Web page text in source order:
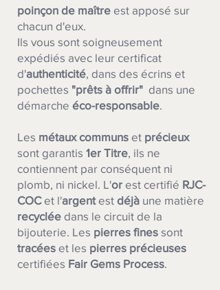
poinçon de maître est apposé sur
chacun d'eux.
Ils vous sont soigneusement
expédiés avec leur certificat
d'authenticité, dans des écrins et
pochettes "prêts à offrir" dans une
démarche éco-responsable.
Les métaux communs et précieux
sont garantis 1er Titre, ils ne
contiennent par conséquent ni
plomb, ni nickel. L'or est certifié RJC-
COCet l'argentest déjà une matière
recyclée dans le circuit de la
bijouterie. Les pierres fines sont
tracées et les pierres précieuses
certifiées Fair Gems Process.